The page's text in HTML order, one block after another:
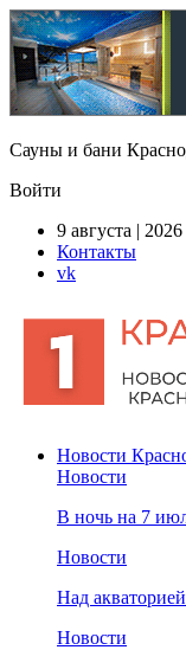
Сауны и бани
Войти
9 августа |
Контакты
vk
Новости
Новости
В ночь на 7
Новости
Над
Новости